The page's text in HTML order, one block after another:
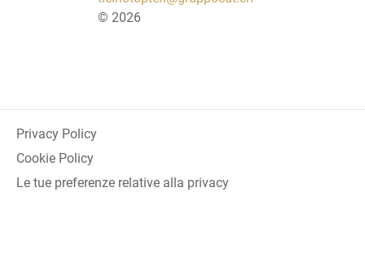
© 2026
Privacy Policy
Cookie Policy
Le tue preferenze relative alla privacy